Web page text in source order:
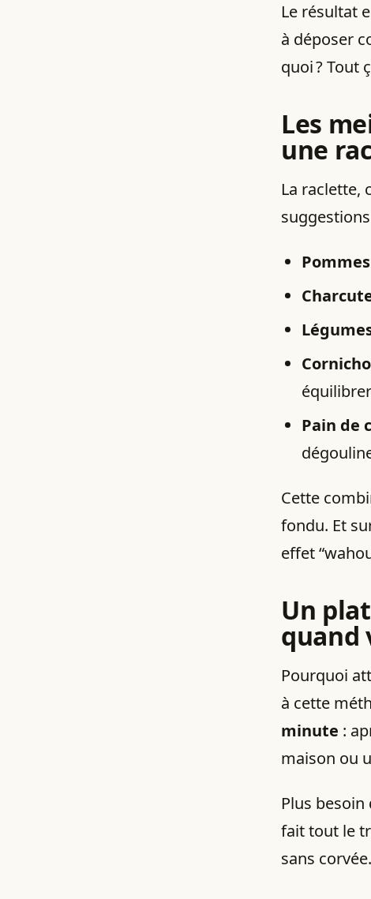
Le résultat
à déposer
quoi ? Tout
Les
une
La raclette,
équilibrer
Pain de
Cette
fondu. Et
effet
Un
quand
Pourquoi
à cette
minute :
maison ou
Plus
fait tout le
sans corvée.